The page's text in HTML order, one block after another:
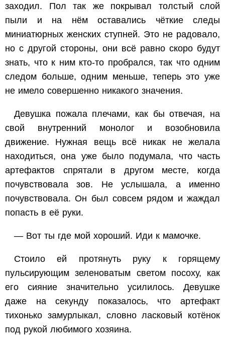
заходил. Пол так же покрывал толстый слой
пыли и на нём оставались чёткие следы
миниатюрных женских ступней. Это не радовало,
но с другой стороны, они всё равно скоро будут
знать, что к ним кто-то пробрался, так что одним
следом больше, одним меньше, теперь это уже
не имело совершенно никакого значения.
Девушка пожала плечами, как бы отвечая, на
свой внутренний монолог и возобновила
движение. Нужная вещь всё никак не желала
находиться, она уже было подумала, что часть
артефактов спрятали в другом месте, когда
почувствовала зов. Не услышала, а именно
почувствовала. Он был совсем рядом и жаждал
попасть в её руки.
— Вот ты где мой хороший. Иди к мамочке.
Стоило ей протянуть руку к горящему
пульсирующим зеленоватым светом посоху, как
его сияние значительно усилилось. Девушке
даже на секунду показалось, что артефакт
тихонько замурлыкал, словно ласковый котёнок
под рукой любимого хозяина.